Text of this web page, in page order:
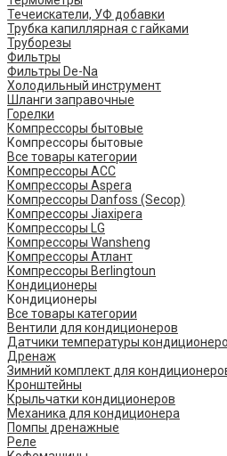
Течеискатели, УФ добавки
Трубка капиллярная с гайками
Труборезы
Фильтры
Фильтры De-Na
Холодильный инструмент
Шланги заправочные
Горелки
Компрессоры бытовые
Компрессоры бытовые
Все товары категории
Компрессоры ACC
Компрессоры Aspera
Компрессоры Danfoss (Secop)
Компрессоры Jiaxipera
Компрессоры LG
Компрессоры Wansheng
Компрессоры Атлант
Компрессоры Berlingtoun
Кондиционеры
Кондиционеры
Все товары категории
Вентили для кондиционеров
Датчики температуры
Дренаж
Зимний комплект для
Кронштейны
Крыльчатки кондиционеров
Механика для кондиционера
Помпы дренажные
Реле